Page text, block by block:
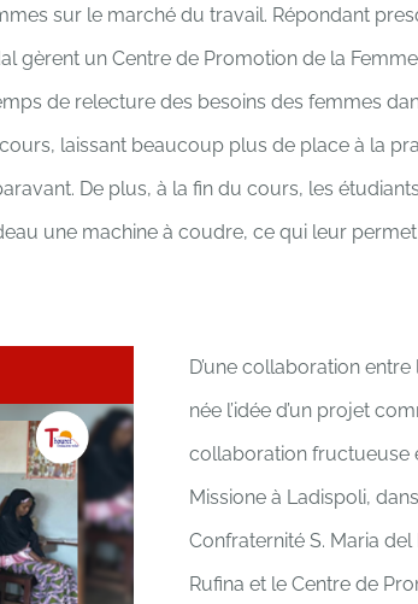
sur le marché du travail. Répondant
un Centre de Promotion de la
de relecture des besoins des femmes
laissant beaucoup plus de place à la
De plus, à la fin du cours, les
une machine à coudre, ce qui leur
D’une collaboration
née l’idée d’un projet
collaboration fructueuse
Missione à Ladispoli,
Confraternité S. Maria
Rufina et le Centre de